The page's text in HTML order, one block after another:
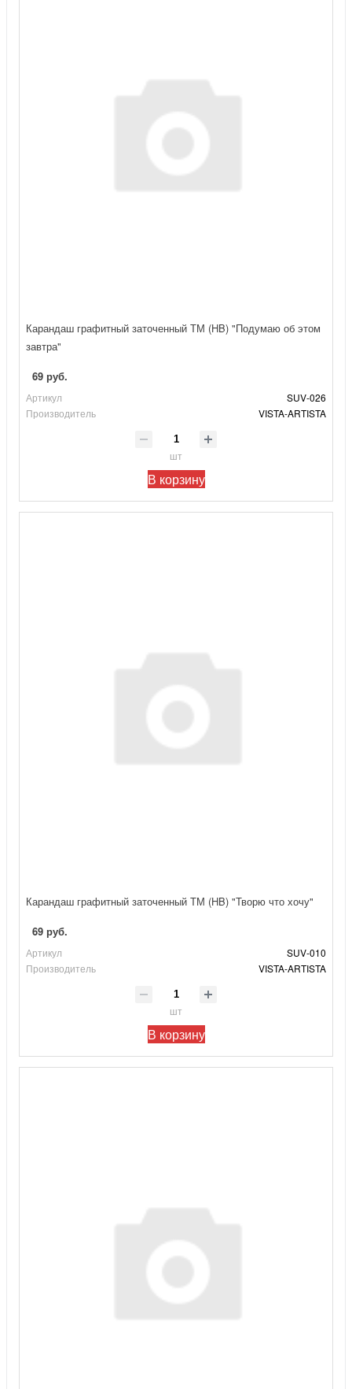
Карандаш графитный заточенный ТМ (HB) "Подумаю об этом
завтра"
69 руб.
Артикул
SUV-026
Производитель
VISTA-ARTISTA
шт
В корзину
Карандаш графитный заточенный ТМ (HB) "Творю что хочу"
69 руб.
Артикул
SUV-010
Производитель
VISTA-ARTISTA
шт
В корзину